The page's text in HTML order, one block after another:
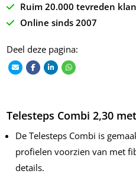
Ruim 20.000 tevreden
Online sinds 2007
Deel deze pagina:
Telesteps Combi 2,30
De Telesteps Combi is
profielen voorzien van met
details.